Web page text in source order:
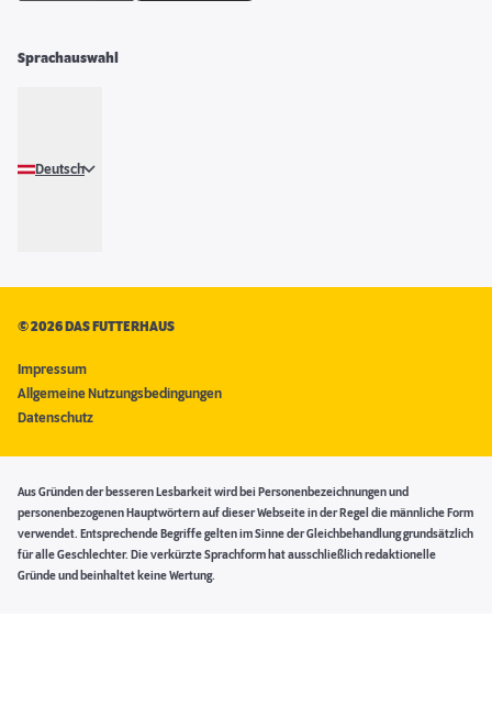
Sprachauswahl
Deutsch
©2026 DAS FUTTERHAUS
Impressum
Allgemeine Nutzungsbedingungen
Datenschutz
Aus Gründen der besseren Lesbarkeit wird bei Personenbezeichnungen und
personenbezogenen Hauptwörtern auf dieser Webseite in der Regel die männliche Form
verwendet. Entsprechende Begriffe gelten im Sinne der Gleichbehandlung grundsätzlich
für alle Geschlechter. Die verkürzte Sprachform hat ausschließlich redaktionelle
Gründe und beinhaltet keine Wertung.